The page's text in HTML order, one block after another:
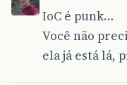
IoC é punk…
Você não
ela já está lá,